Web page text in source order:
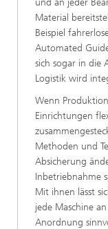
und an jeder
Material
Beispiel
Automated
sich sogar in die
Logistik wird
Wenn
Einrichtungen
Methoden und
Absicherung
Inbetriebnahme
Mit ihnen lässt
jede Maschine
Anordnung